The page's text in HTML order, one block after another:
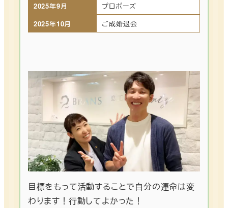
2025年9月
プロポーズ
2025年10月
ご成婚退会
目標をもって活動することで自分の運命は変
わります！行動してよかった！